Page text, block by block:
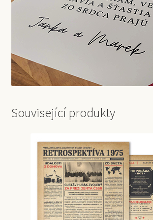
Související produkty